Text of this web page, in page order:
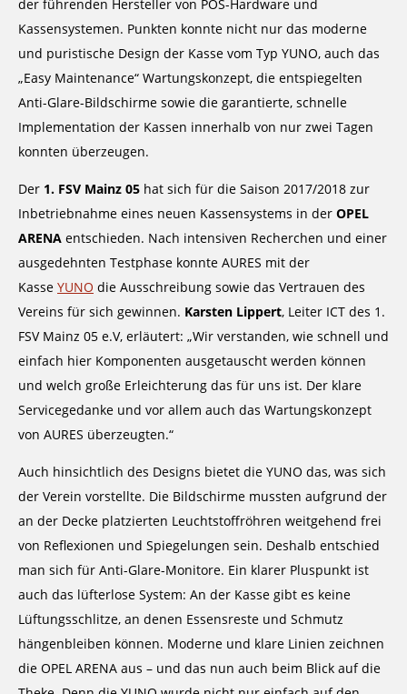
der führenden Hersteller von POS-Hardware und
Kassensystemen. Punkten konnte nicht nur das moderne
und puristische Design der Kasse vom Typ YUNO, auch das
„Easy Maintenance“ Wartungskonzept, die entspiegelten
Anti-Glare-Bildschirme sowie die garantierte, schnelle
Implementation der Kassen innerhalb von nur zwei Tagen
konnten überzeugen.
Der 1. FSV Mainz 05 hat sich für die Saison 2017/2018 zur
Inbetriebnahme eines neuen Kassensystems in der OPEL
ARENA entschieden. Nach intensiven Recherchen und einer
ausgedehnten Testphase konnte AURES mit der
Kasse YUNO die Ausschreibung sowie das Vertrauen des
Vereins für sich gewinnen. Karsten Lippert, Leiter ICT des 1.
FSV Mainz 05 e.V, erläutert: „Wir verstanden, wie schnell und
einfach hier Komponenten ausgetauscht werden können
und welch große Erleichterung das für uns ist. Der klare
Servicegedanke und vor allem auch das Wartungskonzept
von AURES überzeugten.“
Auch hinsichtlich des Designs bietet die YUNO das, was sich
der Verein vorstellte. Die Bildschirme mussten aufgrund der
an der Decke platzierten Leuchtstoffröhren weitgehend frei
von Reflexionen und Spiegelungen sein. Deshalb entschied
man sich für Anti-Glare-Monitore. Ein klarer Pluspunkt ist
auch das lüfterlose System: An der Kasse gibt es keine
Lüftungsschlitze, an denen Essensreste und Schmutz
hängenbleiben können. Moderne und klare Linien zeichnen
die OPEL ARENA aus – und das nun auch beim Blick auf die